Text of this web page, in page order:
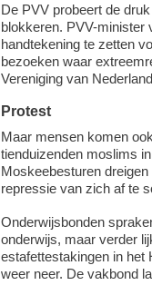
De PVV probeert de
blokkeren. PVV-minister
handtekening te zetten
bezoeken waar
Vereniging van
Protest
Maar mensen komen
tienduizenden moslims
Moskeebesturen
repressie van zich af te
Onderwijsbonden
onderwijs, maar verder
estafettestakingen in het
weer neer. De vakbond